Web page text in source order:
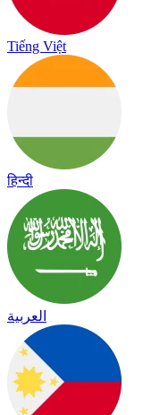
Tiếng Việt
हिन्दी
العربية